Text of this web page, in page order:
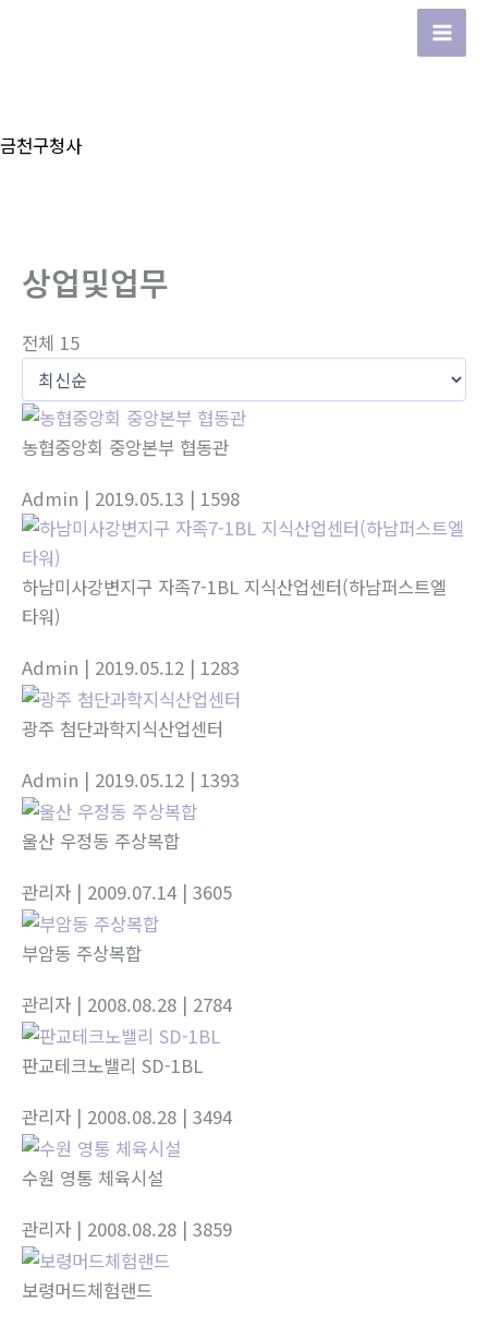
너
Main
금천구청사
상업및업무
전체 15
농협중앙회 중앙본부 협동관
Admin | 2019.05.13 | 1598
하남미사강변지구 자족7-1BL 지식산업센터(하남퍼스트엘
타워)
Admin | 2019.05.12 | 1283
광주 첨단과학지식산업센터
Admin | 2019.05.12 | 1393
울산 우정동 주상복합
관리자 | 2009.07.14 | 3605
부암동 주상복합
관리자 | 2008.08.28 | 2784
판교테크노밸리 SD-1BL
관리자 | 2008.08.28 | 3494
수원 영통 체육시설
관리자 | 2008.08.28 | 3859
보령머드체험랜드